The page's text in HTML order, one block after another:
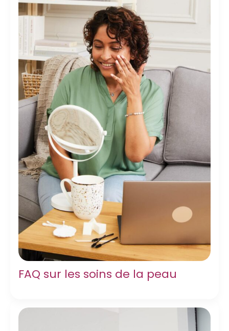
FAQ sur les soins de la peau